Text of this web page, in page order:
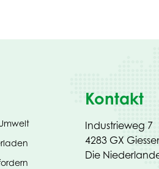
(opens
new
Kontakt
Industrieweg 7
4283 GX
Die